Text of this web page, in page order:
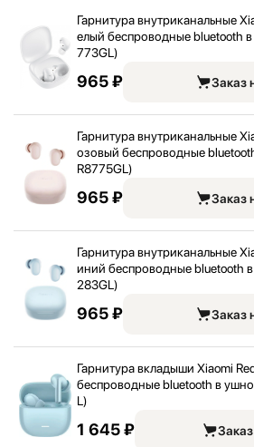
Гарнитура внутриканальные
елый беспроводные bluetooth
773GL)
965 ₽ Заказ
Гарнитура внутриканальные
озовый беспроводные
R8775GL)
965 ₽ Заказ
Гарнитура внутриканальные
иний беспроводные bluetooth
283GL)
965 ₽ Заказ
Гарнитура вкладыши Xiaomi
беспроводные bluetooth в
L)
1 645 ₽